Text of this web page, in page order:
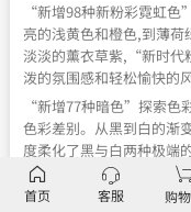
“新增98种新粉彩霓虹
亮的浅黄色和橙色,到薄
淡淡的薰衣草紫,“新时代
泼的氛围感和轻松愉快的
“新增77种暗色”探索色
色彩差别。从黑到白的渐
度柔化了黑与白两种极端
意义的趣味性和创造性的大
首页 客服 购